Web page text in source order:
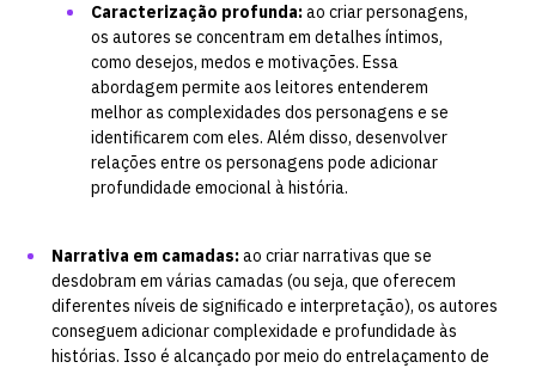
Caracterização profunda:ao criar personagens,
os autores se concentram em detalhes íntimos,
como desejos, medos e motivações. Essa
abordagem permite aos leitores entenderem
melhor as complexidades dos personagens e se
identificarem com eles. Além disso, desenvolver
relações entre os personagens pode adicionar
profundidade emocional à história.
Narrativa em camadas:ao criar narrativas que se
desdobram em várias camadas (ou seja, que oferecem
diferentes níveis de significado e interpretação), os autores
conseguem adicionar complexidade e profundidade às
histórias. Isso é alcançado por meio do entrelaçamento de